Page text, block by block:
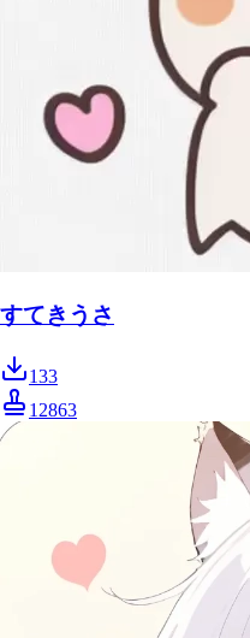
すてきうさ
133
12863